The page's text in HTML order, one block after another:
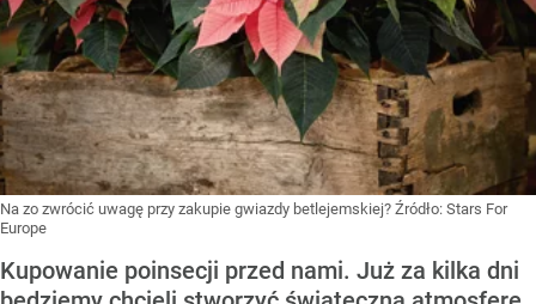
Na zo zwrócić uwagę przy zakupie gwiazdy betlejemskiej? Źródło: Stars For
Europe
Kupowanie poinsecji przed nami. Już za kilka dni